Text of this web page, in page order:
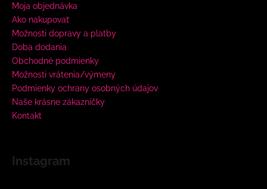
Moja objednávka
Ako nakupovať
Možnosti dopravy a platby
Doba dodania
Obchodné podmienky
Možnosti vrátenia/výmeny
Podmienky ochrany osobných údajov
Naše krásne zákazníčky
Kontakt
Instagram